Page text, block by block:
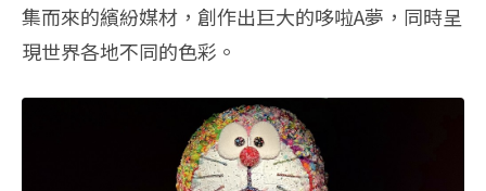
集而來的繽紛媒材，創作出巨大的哆啦A夢，同時呈
現世界各地不同的色彩。